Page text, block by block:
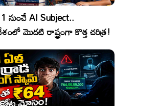
నుంచే AI Subject..
మొదటి రాష్ట్రంగా కొత్త చరిత్ర!